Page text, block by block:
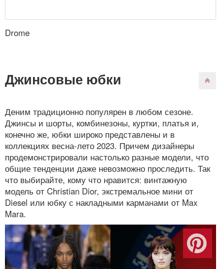
Drome
Джинсовые юбки
Деним традиционно популярен в любом сезоне.
Джинсы и шорты, комбинезоны, куртки, платья и,
конечно же, юбки широко представлены и в
коллекциях весна-лето 2023. Причем дизайнеры
продемонстрировали настолько разные модели, что
общие тенденции даже невозможно проследить. Так
что выбирайте, кому что нравится: винтажную
модель от Christian Dior, экстремальное мини от
Diesel или юбку с накладными карманами от Max
Mara.